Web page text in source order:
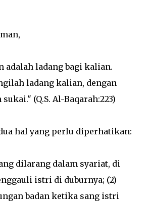
adalah ladang bagi kalian.
ladang kalian, dengan
(Q.S. Al-Baqarah:223)
hal yang perlu diperhatikan:
dilarang dalam syariat, di
istri di duburnya; (2)
badan ketika sang istri